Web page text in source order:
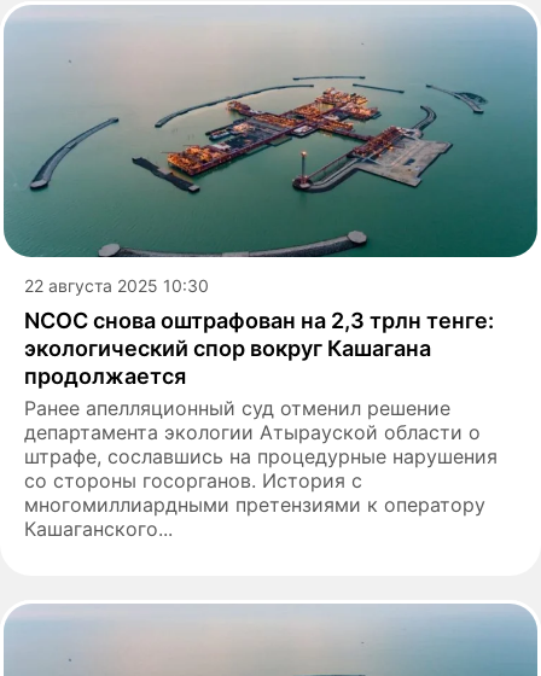
22 августа 2025 10:30
NCOC снова оштрафован на 2,3 трлн тенге:
экологический спор вокруг Кашагана
продолжается
Ранее апелляционный суд отменил решение
департамента экологии Атырауской области о
штрафе, сославшись на процедурные нарушения
со стороны госорганов. История с
многомиллиардными претензиями к оператору
Кашаганского...